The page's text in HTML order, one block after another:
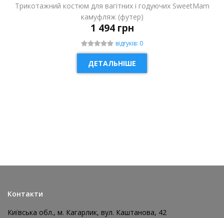
Трикотажний костюм для вагітних і годуючих SweetMam
камуфляж (футер)
1 494 грн
відгуків: 0
ДЕТАЛЬНІШЕ
Контакти
Київська обл., м. Кагарлик, вул. Каштанова, 42